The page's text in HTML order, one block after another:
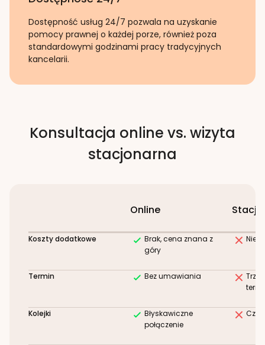
Dostępność usług 24/7 pozwala na uzyskanie
pomocy prawnej o każdej porze, również poza
standardowymi godzinami pracy tradycyjnych
kancelarii.
Konsultacja online vs. wizyta
stacjonarna
Online
Koszty dodatkowe
Brak, cena znana z
góry
Termin Bez umawiania
Kolejki
Błyskawiczne
połączenie